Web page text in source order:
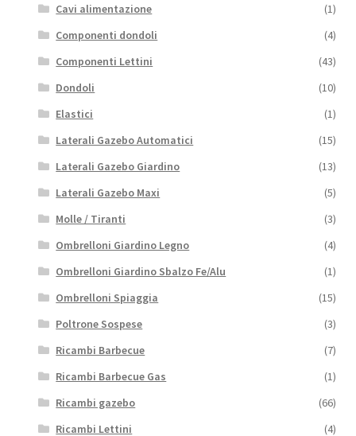
Cavi alimentazione
(1)
Componenti dondoli
(4)
Componenti Lettini
(43)
Dondoli
(10)
Elastici
(1)
Laterali Gazebo Automatici
(15)
Laterali Gazebo Giardino
(13)
Laterali Gazebo Maxi
(5)
Molle / Tiranti
(3)
Ombrelloni Giardino Legno
(4)
Ombrelloni Giardino Sbalzo Fe/Alu
(1)
Ombrelloni Spiaggia
(15)
Poltrone Sospese
(3)
Ricambi Barbecue
(7)
Ricambi Barbecue Gas
(1)
Ricambi gazebo
(66)
Ricambi Lettini
(4)